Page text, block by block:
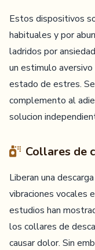
Estos dispositivos
habituales y por
ladridos por
un estimulo aversivo
estado de estres.
complemento al
solucion
Collares de
Liberan una
vibraciones vocales
estudios han
los collares de
causar dolor. Sin